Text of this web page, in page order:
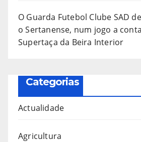
O Guarda Futebol Clube SAD
o Sertanense, num jogo a
Supertaça da Beira Interior
Categorias
Actualidade
Agricultura